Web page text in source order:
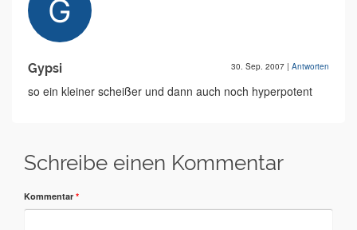
Gypsi 30. Sep. 2007 | Antworten
so ein kleiner scheißer und dann auch noch hyperpotent
Schreibe einen Kommentar
Kommentar *